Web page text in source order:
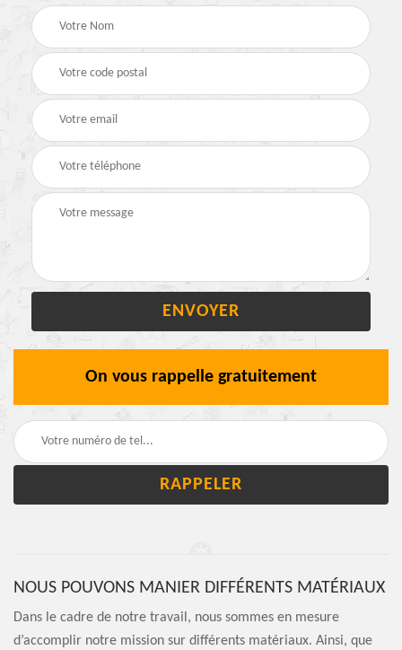
On vous rappelle gratuitement
NOUS POUVONS MANIER DIFFÉRENTS MATÉRIAUX
Dans le cadre de notre travail, nous sommes en mesure
d’accomplir notre mission sur différents matériaux. Ainsi, que